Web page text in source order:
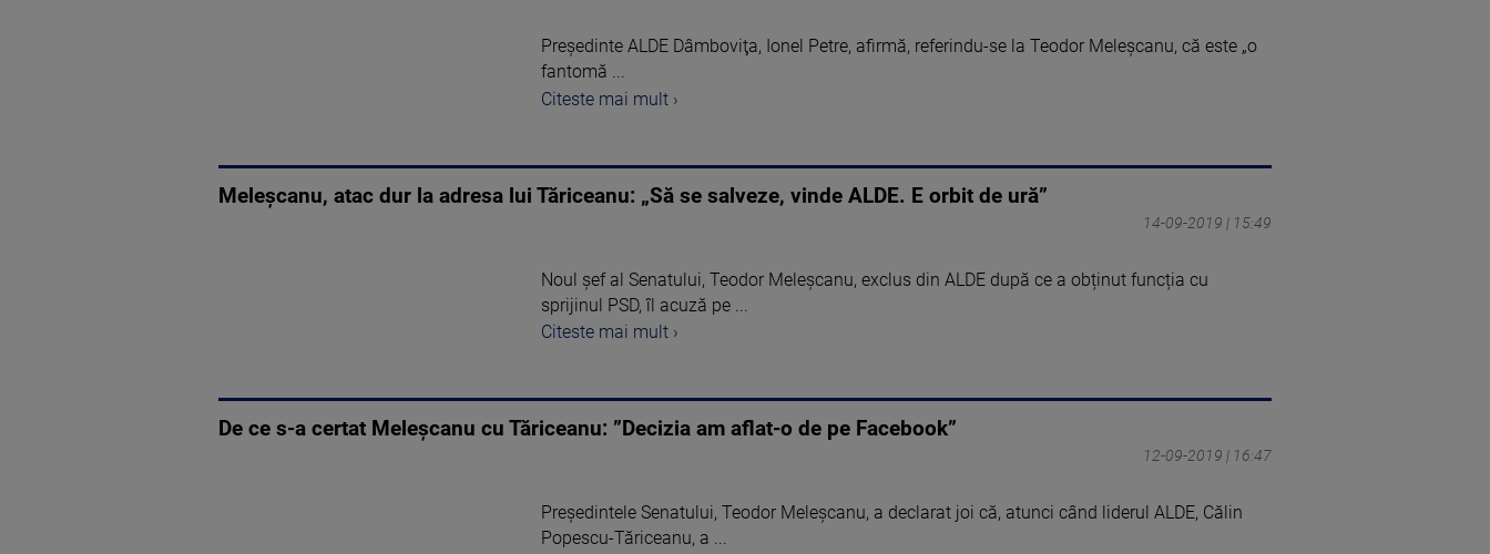
Preşedinte ALDE Dâmboviţa, Ionel Petre, afirmă, referindu-se la Teodor Meleşcanu, că este „o
fantomă ...
Citeste mai mult ›
Meleșcanu, atac dur la adresa lui Tăriceanu: „Să se salveze, vinde ALDE. E orbit de ură”
14-09-2019 | 15:49
Noul șef al Senatului, Teodor Meleșcanu, exclus din ALDE după ce a obținut funcția cu
sprijinul PSD, îl acuză pe ...
Citeste mai mult ›
De ce s-a certat Meleșcanu cu Tăriceanu: ”Decizia am aflat-o de pe Facebook”
12-09-2019 | 16:47
Preşedintele Senatului, Teodor Meleşcanu, a declarat joi că, atunci când liderul ALDE, Călin
Popescu-Tăriceanu, a ...